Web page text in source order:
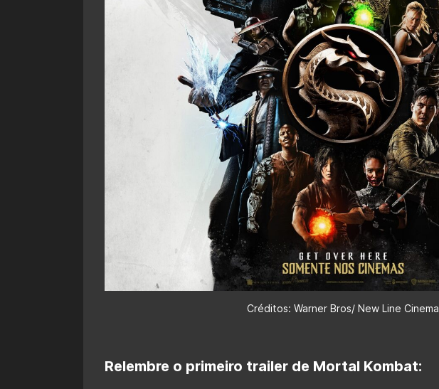
Créditos: Warner Bros/ New Line Cinema
Relembre o primeiro trailer de Mortal Kombat: